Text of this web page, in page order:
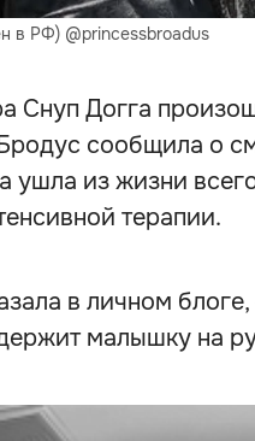
в РФ) @princessbroadus
Снуп Догга
сообщила о
ушла из жизни
терапии.
в личном
малышку на